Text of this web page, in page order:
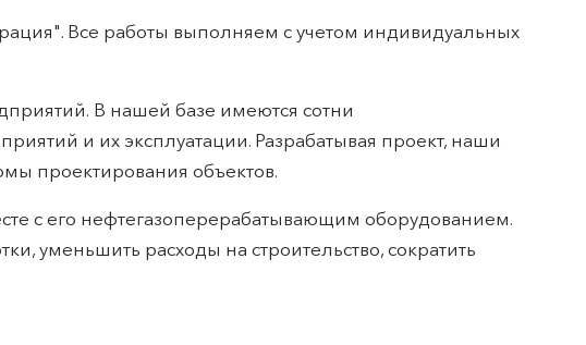
Все работы выполняем с учетом индивидуальных
В нашей базе имеются сотни
и их эксплуатации. Разрабатывая проект, наши
проектирования объектов.
с его нефтегазоперерабатывающим оборудованием.
уменьшить расходы на строительство, сократить